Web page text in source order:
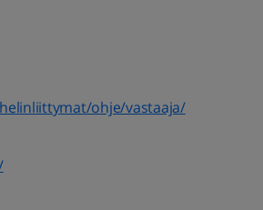
ohje/vastaaja/